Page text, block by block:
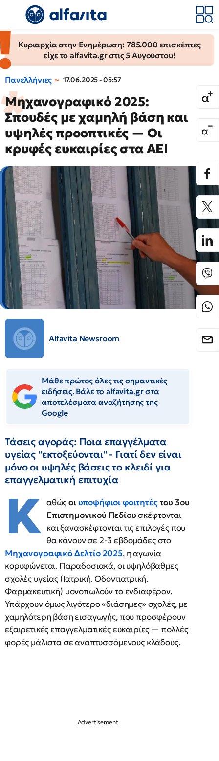
Κυριαρχία στην Ενημέρωση: 785.000 επισκέπτες
είχε το alfavita.gr στις 5 Αυγούστου!
Πανελλήνιες 17.06.2025 - 05:57
Μηχανογραφικό 2025:
Σπουδές με χαμηλή βάση και
υψηλές προοπτικές — Οι
κρυφές ευκαιρίες στα ΑΕΙ
Alfavita Newsroom
Μάθε πρώτος όλες τις σημαντικές
ειδήσεις. Βάλε το alfavita.gr στα
αποτελέσματα αναζήτησης της
Google
Τάσεις αγοράς: Ποια επαγγέλματα
υγείας "εκτοξεύονται" - Γιατί δεν είναι
μόνο οι υψηλές βάσεις το κλειδί για
επαγγελματική επιτυχία
Κ αθώςοι υποψήφιοι φοιτητέςτου 3ου
Επιστημονικού Πεδίουσκέφτονται
και ξανασκέφτονται τις επιλογές που
θα κάνουν σε 2-3 εβδομάδες στο
Μηχανογραφικό Δελτίο 2025, η αγωνία
κορυφώνεται. Παραδοσιακά, οι υψηλόβαθμες
σχολές υγείας (Ιατρική, Οδοντιατρική,
Φαρμακευτική) μονοπωλούν το ενδιαφέρον.
Υπάρχουν όμως λιγότερο «διάσημες» σχολές, με
χαμηλότερη βάση εισαγωγής, που προσφέρουν
εξαιρετικές επαγγελματικές ευκαιρίες — πολλές
φορές μάλιστα σε αναπτυσσόμενους κλάδους.